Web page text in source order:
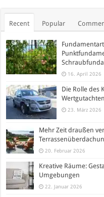
Recent Popular
16. April 2026
Die Rolle des
23. März 2026
Mehr Zeit draußen
20. Februar 2026
Kreative Räume:
Umgebungen
22. Januar 2026